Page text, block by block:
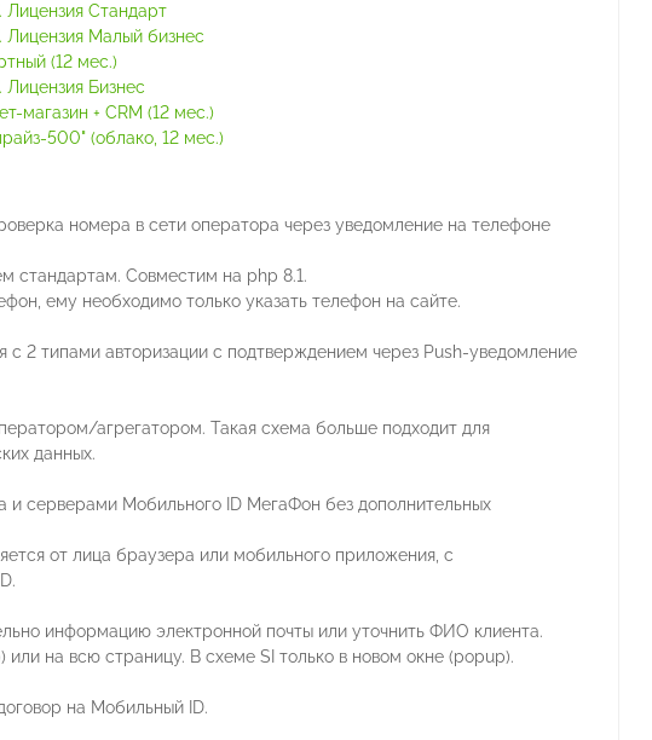
Стандарт
Малый бизнес
(12 мес.)
Бизнес
магазин + CRM (12 мес.)
500" (облако, 12 мес.)
номера в сети оператора через уведомление на телефоне
стандартам. Совместим на php 8.1.
ему необходимо только указать телефон на сайте.
2 типами авторизации c подтверждением через Push-уведомление
агрегатором. Такая схема больше подходит для
данных.
серверами Мобильного ID МегаФон без дополнительных
от лица браузера или мобильного приложения, с
информацию электронной почты или уточнить ФИО клиента.
на всю страницу. В схеме SI только в новом окне (popup).
на Мобильный ID.